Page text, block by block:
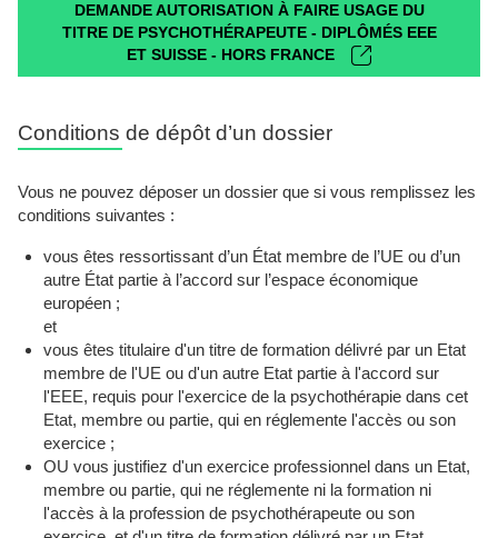
DEMANDE AUTORISATION À FAIRE USAGE DU
TITRE DE PSYCHOTHÉRAPEUTE - DIPLÔMÉS EEE
ET SUISSE - HORS FRANCE
Conditions de dépôt d’un dossier
Vous ne pouvez déposer un dossier que si vous remplissez les
conditions suivantes :
vous êtes ressortissant d’un État membre de l’UE ou d’un
autre État partie à l’accord sur l’espace économique
européen ;
et
vous êtes titulaire d'un titre de formation délivré par un Etat
membre de l'UE ou d'un autre Etat partie à l'accord sur
l'EEE, requis pour l'exercice de la psychothérapie dans cet
Etat, membre ou partie, qui en réglemente l'accès ou son
exercice ;
OU vous justifiez d'un exercice professionnel dans un Etat,
membre ou partie, qui ne réglemente ni la formation ni
l'accès à la profession de psychothérapeute ou son